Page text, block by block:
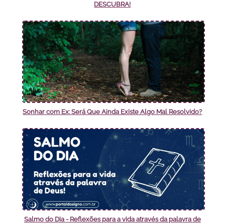
DESCUBRA!
Sonhar com Ex: Será Que Ainda Existe Algo Mal Resolvido?
Salmo do Dia - Reflexões para a vida através da palavra de